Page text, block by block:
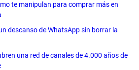
te manipulan para comprar más en
descanso de WhatsApp sin borrar la
una red de canales de 4.000 años de